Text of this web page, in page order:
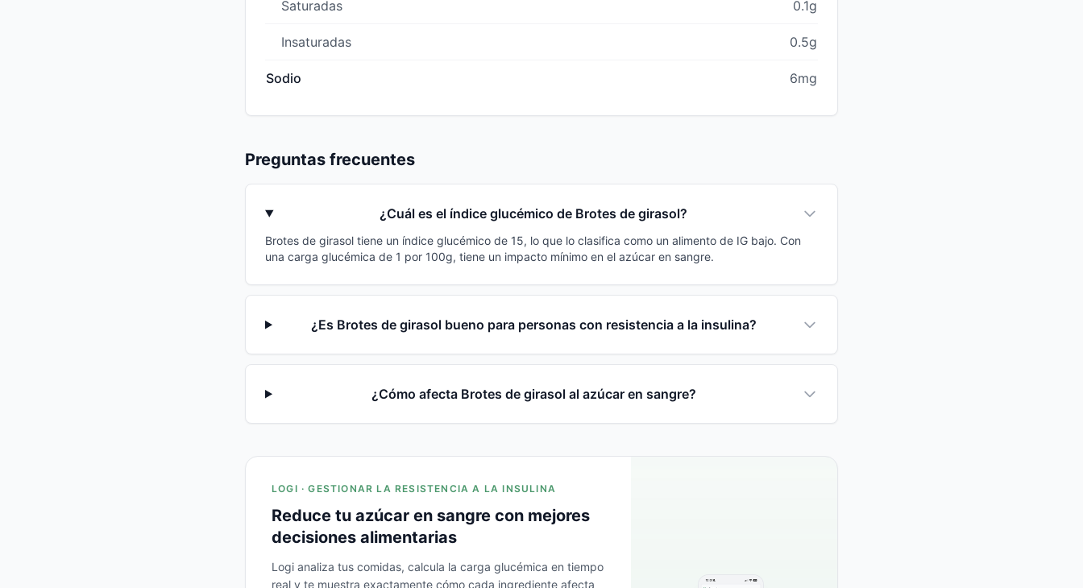
Saturadas 0.1g
Insaturadas 0.5g
Sodio 6mg
Preguntas frecuentes
¿Cuál es el índice glucémico de Brotes de girasol?
Brotes de girasol tiene un índice glucémico de 15, lo que lo clasifica como un alimento de IG bajo. Con
una carga glucémica de 1 por 100g, tiene un impacto mínimo en el azúcar en sangre.
¿Es Brotes de girasol bueno para personas con resistencia a la insulina?
¿Cómo afecta Brotes de girasol al azúcar en sangre?
LOGI · GESTIONAR LA RESISTENCIA A LA INSULINA
Reduce tu azúcar en sangre con mejores
decisiones alimentarias
Logi analiza tus comidas, calcula la carga glucémica en tiempo
real y te muestra exactamente cómo cada ingrediente afecta